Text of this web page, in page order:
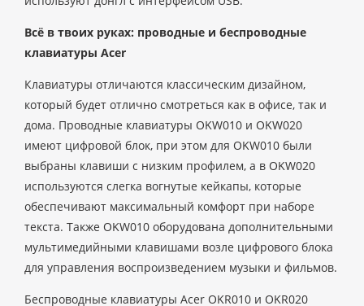
Всё в твоих руках: проводные и беспроводные
клавиатуры Acer
Клавиатуры отличаются классическим дизайном,
который будет отлично смотреться как в офисе, так и
дома. Проводные клавиатуры OKW010 и OKW020
имеют цифровой блок, при этом для OKW010 были
выбраны клавиши с низким профилем, а в OKW020
используются слегка вогнутые кейкапы, которые
обеспечивают максимальный комфорт при наборе
текста. Также OKW010 оборудована дополнительными
мультимедийными клавишами возле цифрового блока
для управления воспроизведением музыки и фильмов.
Беспроводные клавиатуры Acer OKR010 и OKR020